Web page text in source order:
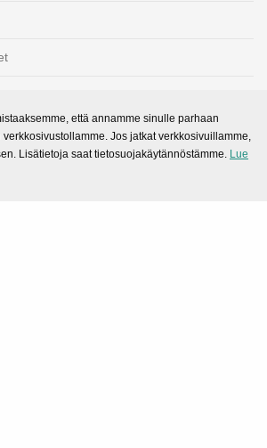
että annamme sinulle parhaan
Jos jatkat verkkosivuillamme,
Lisätietoja saat tietosuojakäytännöstämme. Lue